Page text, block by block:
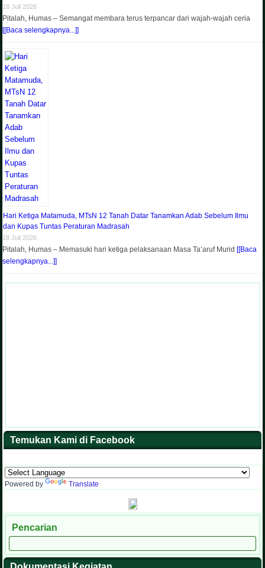
18 Juli 2026
Pitalah, Humas – Semangat membara terus terpancar dari wajah-wajah ceria
[[Baca selengkapnya...]]
Hari Ketiga Matamuda, MTsN 12 Tanah Datar Tanamkan Adab Sebelum Ilmu
dan Kupas Tuntas Peraturan Madrasah
18 Juli 2026
Pitalah, Humas – Memasuki hari ketiga pelaksanaan Masa Ta’aruf Murid[[Baca
selengkapnya...]]
Temukan Kami di Facebook
Powered by Translate
Pencarian